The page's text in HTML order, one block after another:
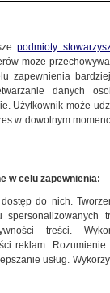
podmioty
może
zapewnienia
danych
Użytkownik może
w dowolnym
w celu zapewnienia:
do nich.
treści.
reklam.
usług.